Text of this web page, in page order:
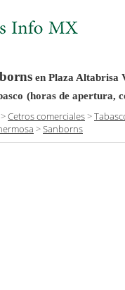
en Plaza Altabrisa
(horas de apertura,
>Cetros comerciales>
>Sanborns